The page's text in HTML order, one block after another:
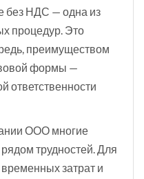
без НДС — одна из
процедур. Это
преимуществом
формы —
ответственности
ООО многие
трудностей. Для
затрат и